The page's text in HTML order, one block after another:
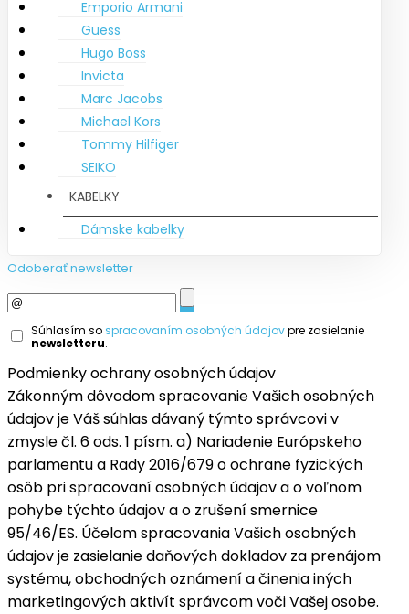
Emporio Armani
Guess
Hugo Boss
Invicta
Marc Jacobs
Michael Kors
Tommy Hilfiger
SEIKO
KABELKY
Dámske kabelky
Odoberať newsletter
Súhlasím sospracovaním osobných údajovpre zasielanie
newsletteru.
Podmienky ochrany osobných údajov
Zákonným dôvodom spracovanie Vašich osobných
údajov je Váš súhlas dávaný týmto správcovi v
zmysle čl. 6 ods. 1 písm. a) Nariadenie Európskeho
parlamentu a Rady 2016/679 o ochrane fyzických
osôb pri spracovaní osobných údajov a o voľnom
pohybe týchto údajov a o zrušení smernice
95/46/ES. Účelom spracovania Vašich osobných
údajov je zasielanie daňových dokladov za prenájom
systému, obchodných oznámení a činenia iných
marketingových aktivít správcom voči Vašej osobe.